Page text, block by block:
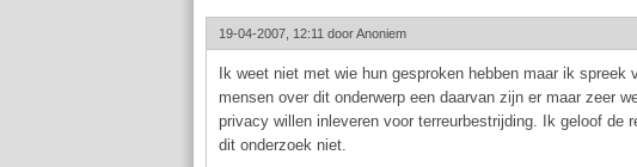
19-04-2007, 12:11 doorAnoniem
Ik weet niet met wie hun gesproken hebben maar ik spreek
mensen over dit onderwerp een daarvan zijn er maar zeer
privacy willen inleveren voor terreurbestrijding. Ik geloof de
dit onderzoek niet.